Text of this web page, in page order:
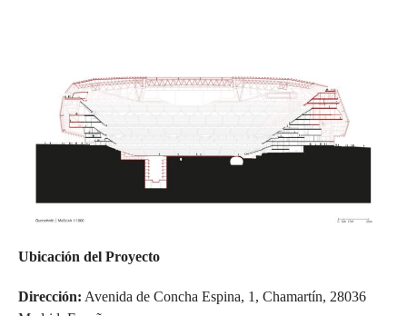
Ubicación del Proyecto
Dirección: Avenida de Concha Espina, 1, Chamartín, 28036